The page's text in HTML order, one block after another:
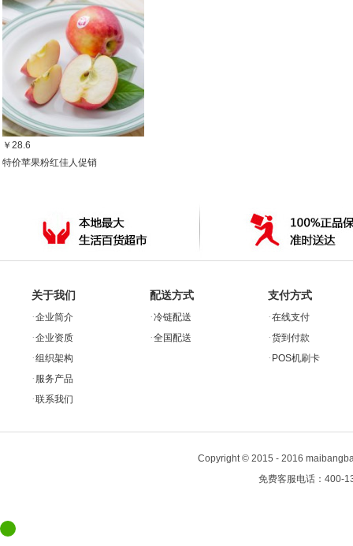
￥28.6
特价苹果粉红佳人促销
关于我们
·企业简介
·企业资质
·组织架构
· 服务产品
·联系我们
配送方式
·冷链配送
·全国配送
支付方式
·在线支付
·货到付款
· POS机刷卡
Copyright© 2015 - 2016
免费客服电话：400-